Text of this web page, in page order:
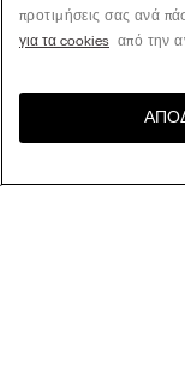
προτιμήσεις σας ανά
για τα cookies από την